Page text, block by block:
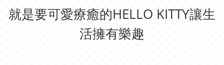
就是要可愛療癒的HELLO KITTY讓生
活擁有樂趣